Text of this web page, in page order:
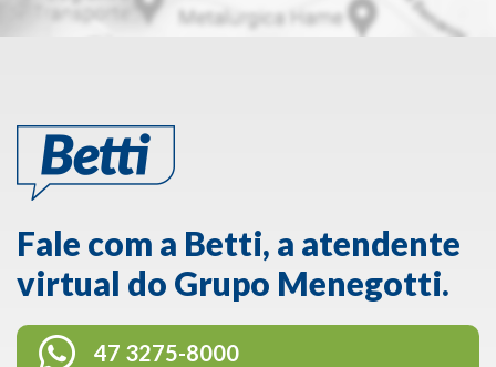
Fale com a Betti, a atendente
virtual do Grupo Menegotti.
47 3275-8000